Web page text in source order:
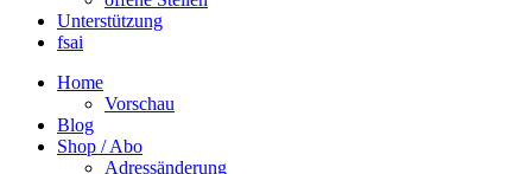
Unterstützung
fsai
Home
Vorschau
Blog
Shop / Abo
Adressänderung